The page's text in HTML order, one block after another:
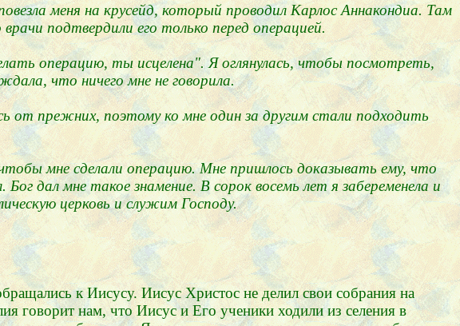
меня на крусейд, который проводил Карлос Аннакондиа. Там
подтвердили его только перед операцией.
операцию, ты исцелена". Я оглянулась, чтобы посмотреть,
что ничего мне не говорила.
от прежних, поэтому ко мне один за другим стали подходить
мне сделали операцию. Мне пришлось доказывать ему, что
дал мне такое знамение. В сорок восемь лет я забеременела и
церковь и служим Господу.
к Иисусу. Иисус Христос не делил свои собрания на
говорит нам, что Иисус и Его ученики ходили из селения в